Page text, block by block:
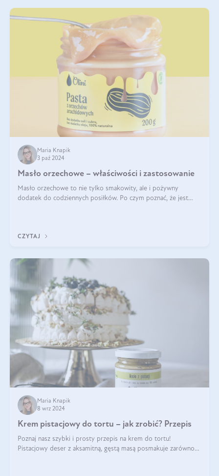
Maria Knapik
3 paź 2024
Masło orzechowe – właściwości i zastosowanie
Masło orzechowe to nie tylko smakowity, ale i pożywny
dodatek do codziennych posiłków. Po czym poznać, że jest
CZYTAJ
Maria Knapik
8 wrz 2024
Krem pistacjowy do tortu – jak zrobić? Przepis
Poznaj nasz szybki i prosty przepis na krem do tortu!
Pistacjowy deser z aksamitną, gęstą masą posmakuje zarówno